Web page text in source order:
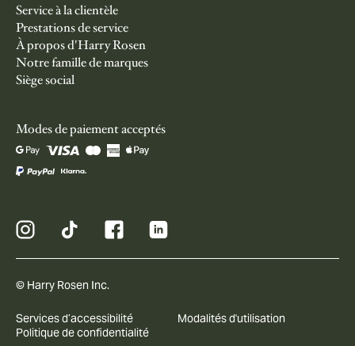
Service à la clientèle
Prestations de service
À propos d'Harry Rosen
Notre famille de marques
Siège social
Modes de paiement acceptés
© Harry Rosen Inc.
Services d’accessibilité
Modalités d'utilisation
Politique de confidentialité